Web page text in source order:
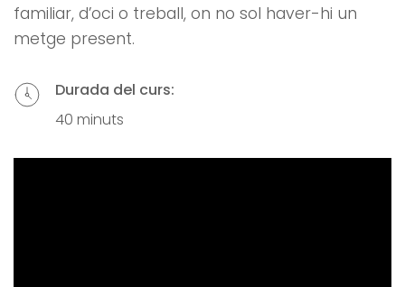
familiar, d’oci o treball, on no sol haver-hi un
metge present.
Durada del curs:
40 minuts